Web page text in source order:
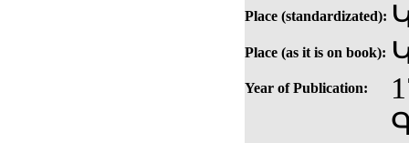
Place (standardizated):
Place (as it is on book):
Year of Publication: